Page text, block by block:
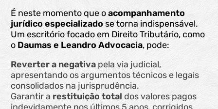
É neste momento que oacompanhamento
jurídico especializado se torna indispensável.
Um escritório focado em Direito Tributário, como
o Daumas e Leandro Advocacia, pode:
Reverter a negativa pela via judicial,
apresentando os argumentos técnicos e legais
consolidados na jurisprudência.
Garantir a restituição total dos valores pagos